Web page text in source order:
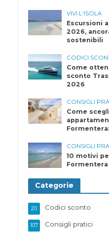
VIVI L'ISOLA
Escursioni
2026,
sostenibili
CODICI
Come
sconto
2026
CONSIGLI
Come
CONSIGLI
10 motivi
Categorie
Codici sconto
20
Consigli pratici
107